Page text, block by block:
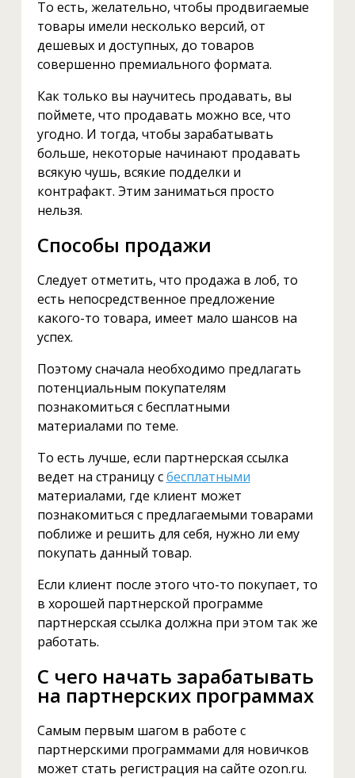
То есть, желательно, чтобы продвигаемые
товары имели несколько версий, от
дешевых и доступных, до товаров
совершенно премиального формата.
Как только вы научитесь продавать, вы
поймете, что продавать можно все, что
угодно. И тогда, чтобы зарабатывать
больше, некоторые начинают продавать
всякую чушь, всякие подделки и
контрафакт. Этим заниматься просто
нельзя.
Способы продажи
Следует отметить, что продажа в лоб, то
есть непосредственное предложение
какого-то товара, имеет мало шансов на
успех.
Поэтому сначала необходимо предлагать
потенциальным покупателям
познакомиться с бесплатными
материалами по теме.
То есть лучше, если партнерская ссылка
ведет на страницу сбесплатными
материалами, где клиент может
познакомиться с предлагаемыми товарами
поближе и решить для себя, нужно ли ему
покупать данный товар.
Если клиент после этого что-то покупает, то
в хорошей партнерской программе
партнерская ссылка должна при этом так же
работать.
С чего начать зарабатывать
на партнерских программах
Самым первым шагом в работе с
партнерскими программами для новичков
может стать регистрация на сайте ozon.ru.